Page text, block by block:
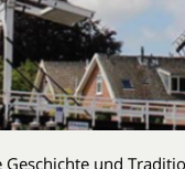
Geschichte und